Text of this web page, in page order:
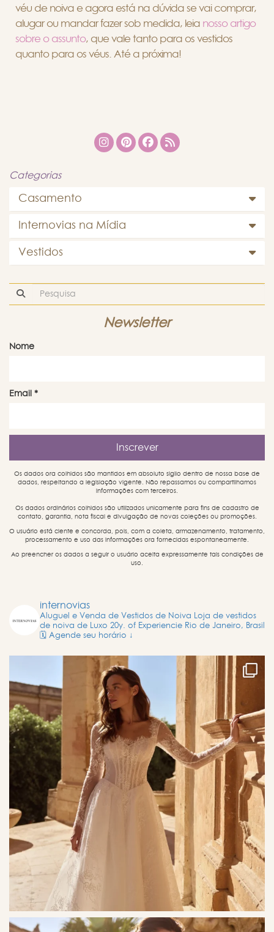
véu de noiva e agora está na dúvida se vai comprar,
alugar ou mandar fazer sob medida, leia nosso artigo
sobre o assunto, que vale tanto para os vestidos
quanto para os véus. Até a próxima!
Categorias
Casamento
Internovias na Mídia
Vestidos
Newsletter
Nome
Email *
Os dados ora colhidos são mantidos em absoluto sigilo dentro de nossa base de
dados, respeitando a legislação vigente. Não repassamos ou compartilhamos
informações com terceiros.
Os dados ordinários colhidos são utilizados unicamente para fins de cadastro de
contato, garantia, nota fiscal e divulgação de novas coleções ou promoções.
O usuário está ciente e concorda, pois, com a coleta, armazenamento, tratamento,
processamento e uso das informações ora fornecidas espontaneamente.
Ao preencher os dados a seguir o usuário aceita expressamente tais condições de
uso.
internovias
Aluguel e Venda de Vestidos de Noiva Loja de vestidos
de noiva de Luxo 20y. of Experiencie Rio de Janeiro, Brasil
🗓️ Agende seu horário ↓